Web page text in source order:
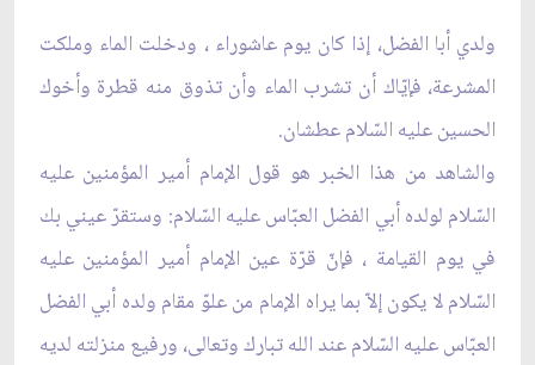
ولدي أبا الفضل، إذا كان يوم عاشوراء ، ودخلت الماء وملكت
المشرعة، فإيّاك أن تشرب الماء وأن تذوق منه قطرة وأخوك
الحسين عليه السّلام عطشان.
والشاهد من هذا الخبر هو قول الإمام أمير المؤمنين عليه
السّلام لولده أبي الفضل العبّاس عليه السّلام: وستقرّ عيني بك
في يوم القيامة ، فإنّ قرّة عين الإمام أمير المؤمنين عليه
السّلام لا يكون إلاّ بما يراه الإمام من علوّ مقام ولده أبي الفضل
العبّاس عليه السّلام عند الله تبارك وتعالى، ورفيع منزلته لديه